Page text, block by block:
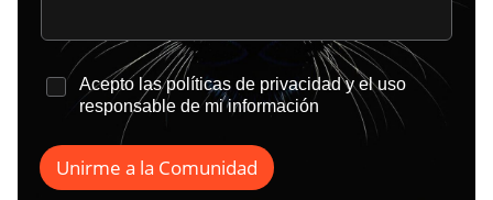
* Acepto laspolíticas de privacidady el uso
responsable de mi información
Unirme a la Comunidad